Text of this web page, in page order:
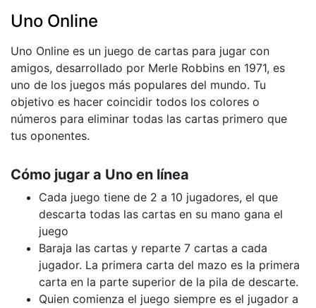
Uno Online
Uno Online es un juego de cartas para jugar con
amigos, desarrollado por Merle Robbins en 1971, es
uno de los juegos más populares del mundo. Tu
objetivo es hacer coincidir todos los colores o
números para eliminar todas las cartas primero que
tus oponentes.
Cómo jugar a Uno en línea
Cada juego tiene de 2 a 10 jugadores, el que
descarta todas las cartas en su mano gana el
juego
Baraja las cartas y reparte 7 cartas a cada
jugador. La primera carta del mazo es la primera
carta en la parte superior de la pila de descarte.
Quien comienza el juego siempre es el jugador a